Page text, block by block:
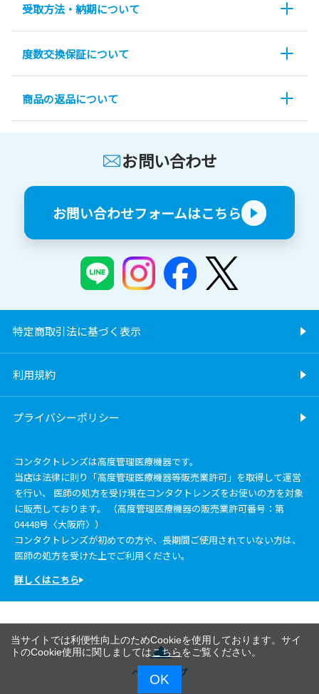
受取方法・納期について
度数交換保証について
商品の返品について
お問い合わせ
お問い合わせフォームはこちら
特定商取引法に基づく表示
利用規約
プライバシーポリシー
コンタクトレンズは高度管理医療機器です。
当店は法律に則り「高度管理医療機器等販売業許可」を取得して運営
を行い、 医師の処方を受け現在コンタクトレンズをお使いの方を対象
に販売しております。 （高度管理医療機器の販売業許可番号：第
04448号〈大阪府〉）
コンタクトレンズが初めての方や、長期間ご使用されていない方は、
医師の処方を受けた上でご利用ください。
詳しくはこちら
ページトップ
当サイトでは利便性向上のためCookieを使用しております。サイ
トのCookie使用に関しましてはこちらをご覧ください。
OK